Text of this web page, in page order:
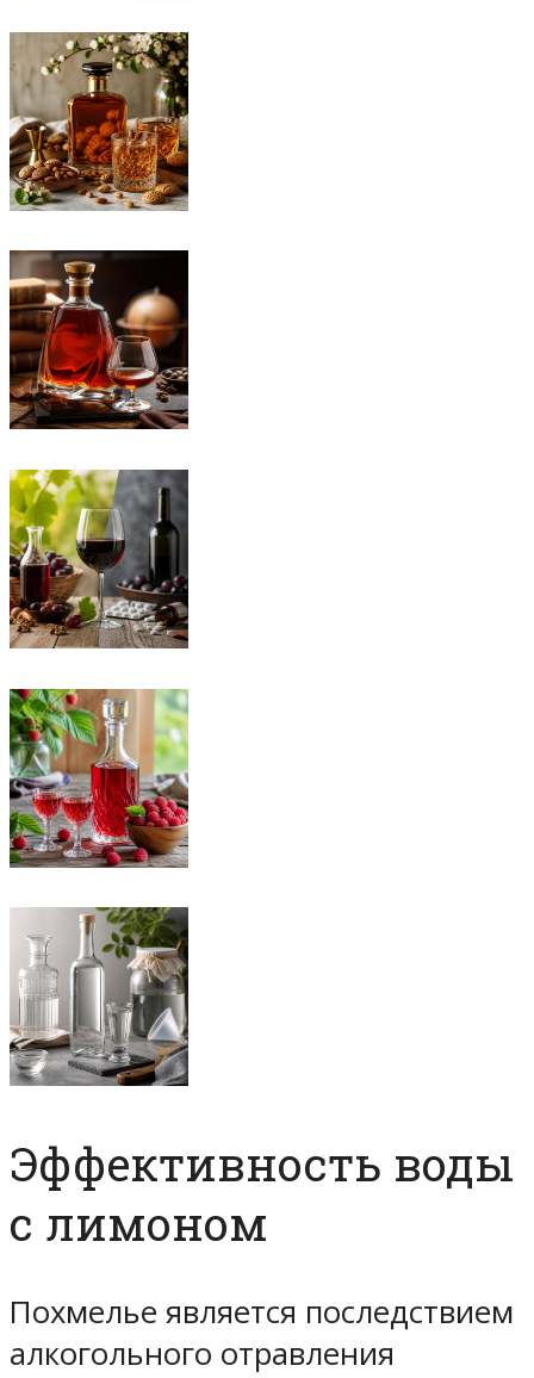
Эффективность воды
с лимоном
Похмелье является последствием
алкогольного отравления